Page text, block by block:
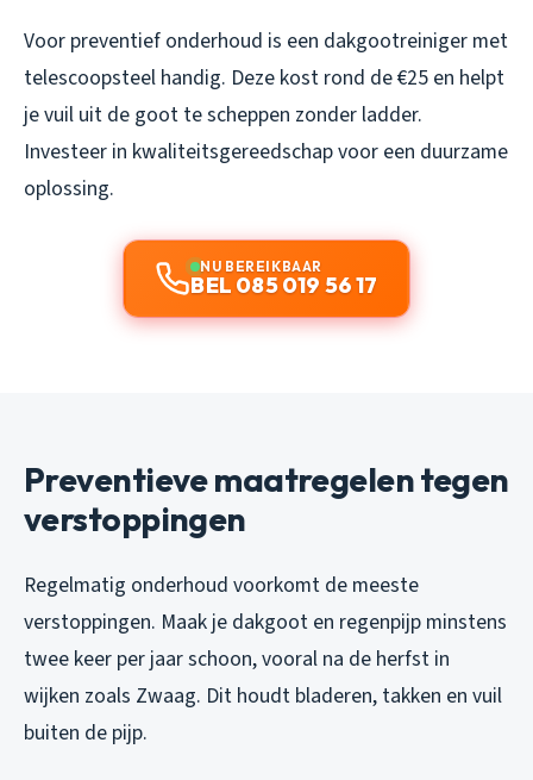
Voor preventief onderhoud is een dakgootreiniger met
telescoopsteel handig. Deze kost rond de €25 en helpt
je vuil uit de goot te scheppen zonder ladder.
Investeer in kwaliteitsgereedschap voor een duurzame
oplossing.
NU BEREIKBAAR
BEL 085 019 56 17
Preventieve maatregelen tegen
verstoppingen
Regelmatig onderhoud voorkomt de meeste
verstoppingen. Maak je dakgoot en regenpijp minstens
twee keer per jaar schoon, vooral na de herfst in
wijken zoals Zwaag. Dit houdt bladeren, takken en vuil
buiten de pijp.